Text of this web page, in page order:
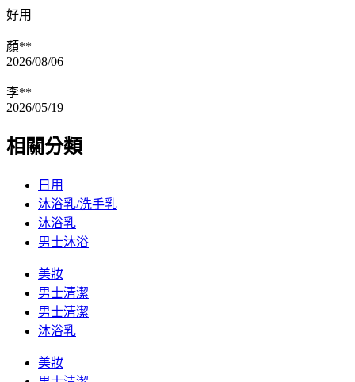
好用
顏**
2026/08/06
李**
2026/05/19
相關分類
日用
沐浴乳/洗手乳
沐浴乳
男士沐浴
美妝
男士清潔
男士清潔
沐浴乳
美妝